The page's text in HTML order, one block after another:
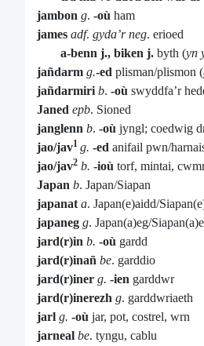
jambon g. -où ham
james adf. gyda’r neg. erioed
a-benn j., biken j. byth (yn
jañdarm g.-ed plisman/plismon (
jañdarmiri b. -où swyddfa’r
Janed epb. Sioned
janglenn b. -où jyngl; coedwig
jao/jav1 g. -ed anifail pwn/
jao/jav2 b. -ioù torf, mintai,
Japan b. Japan/Siapan
japanat a. Japan(e)aidd/
japaneg g. Japan(a)eg/
jard(r)in b. -où gardd
jard(r)inañ be. garddio
jard(r)iner g. -ien garddwr
jard(r)inerezh g. garddwriaeth
jarl g. -où jar, pot, costrel, wrn
jarneal be. tyngu, cablu